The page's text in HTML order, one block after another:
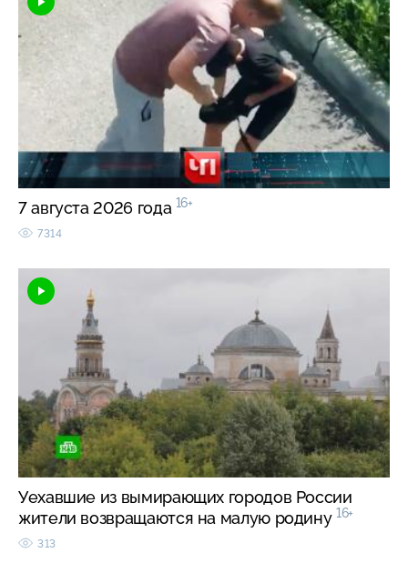
7 августа 2026 года 16+
7314
Уехавшие из вымирающих городов России
жители возвращаются на малую родину 16+
313